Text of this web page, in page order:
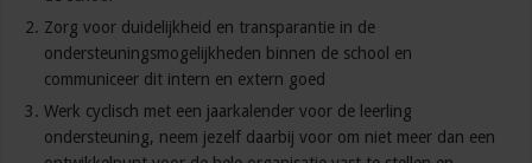
Zorg voor duidelijkheid en transparantie in de
ondersteuningsmogelijkheden binnen de school en
communiceer dit intern en extern goed
Werk cyclisch met een jaarkalender voor de leerling
ondersteuning, neem jezelf daarbij voor om niet meer dan een